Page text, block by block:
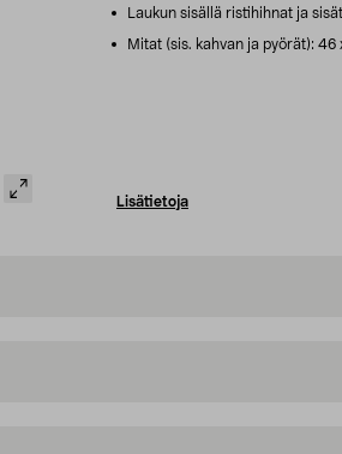
Laukun sisällä ristihihnat ja
Mitat (sis. kahvan ja pyörät): 46
Lisätietoja